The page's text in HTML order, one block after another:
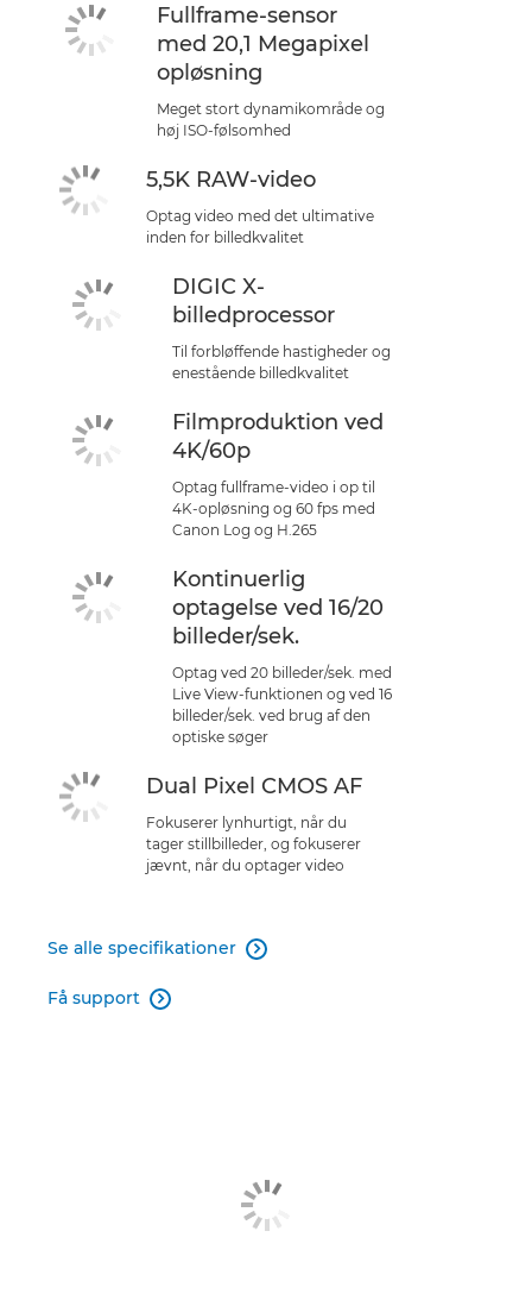
Fullframe-sensor
med 20,1 Megapixel
opløsning
Meget stort dynamikområde og
høj ISO-følsomhed
5,5K RAW-video
Optag video med det ultimative
inden for billedkvalitet
DIGIC X-
billedprocessor
Til forbløffende hastigheder og
enestående billedkvalitet
Filmproduktion ved
4K/60p
Optag fullframe-video i op til
4K-opløsning og 60 fps med
Canon Log og H.265
Kontinuerlig
optagelse ved 16/20
billeder/sek.
Optag ved 20 billeder/sek. med
Live View-funktionen og ved 16
billeder/sek. ved brug af den
optiske søger
Dual Pixel CMOS AF
Fokuserer lynhurtigt, når du
tager stillbilleder, og fokuserer
jævnt, når du optager video
Se alle specifikationer 
Få support 